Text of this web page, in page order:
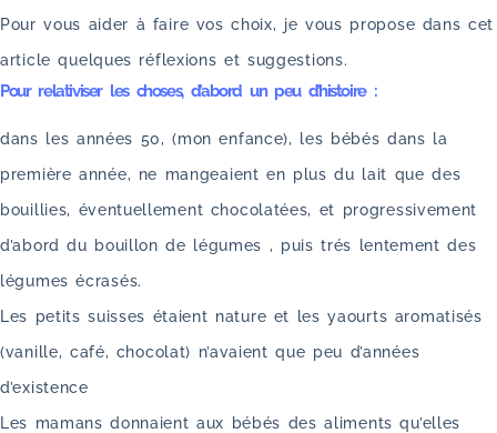
Pour vous aider à faire vos choix, je vous propose dans cet
article quelques réflexions et suggestions.
Pour relativiser les choses, d’abord un peu d’histoire :
dans les années 50, (mon enfance), les bébés dans la
première année, ne mangeaient en plus du lait que des
bouillies, éventuellement chocolatées, et progressivement
d’abord du bouillon de légumes , puis trés lentement des
légumes écrasés.
Les petits suisses étaient nature et les yaourts aromatisés
(vanille, café, chocolat) n’avaient que peu d’années
d’existence
Les mamans donnaient aux bébés des aliments qu’elles